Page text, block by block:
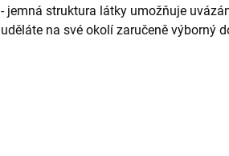
- jemná struktura látky umožňuje
uděláte na své okolí zaručeně výborný